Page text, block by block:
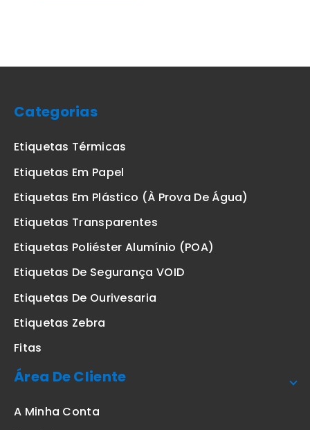
Categorias
Etiquetas Térmicas
Etiquetas Em Papel
Etiquetas Em Plástico (à Prova De Água)
Etiquetas Transparentes
Etiquetas Poliéster Alumínio (POA)
Etiquetas De Segurança VOID
Etiquetas De Ourivesaria
Etiquetas Zebra
Fitas
Área De Cliente
A Minha Conta